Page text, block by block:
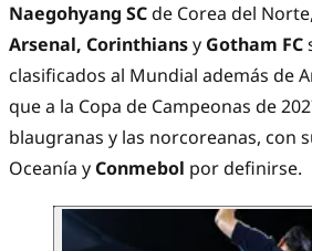
Naegohyang SCde Corea del Norte,
Arsenal, Corinthiansy Gotham FC
clasificados al Mundial además de
que a la Copa de Campeonas de
blaugranas y las norcoreanas, con
Oceanía y Conmebol por definirse.